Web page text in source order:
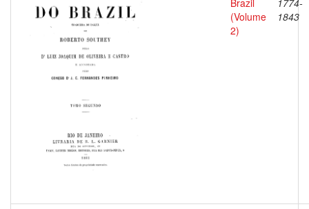
Brazil
(Volume
2)
1774-
1843